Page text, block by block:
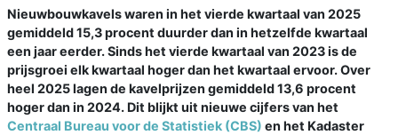
Nieuwbouwkavels waren in het vierde kwartaal van 2025
gemiddeld 15,3 procent duurder dan in hetzelfde kwartaal
een jaar eerder. Sinds het vierde kwartaal van 2023 is de
prijsgroei elk kwartaal hoger dan het kwartaal ervoor. Over
heel 2025 lagen de kavelprijzen gemiddeld 13,6 procent
hoger dan in 2024. Dit blijkt uit nieuwe cijfers van het
Centraal Bureau voor de Statistiek (CBS) en het Kadaster